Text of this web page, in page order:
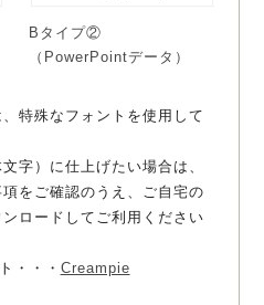
Bタイプ②
（PowerPointデータ）
特殊なフォントを使用して
字）に仕上げたい場合は、
をご確認のうえ、ご自宅の
ロードしてご利用ください
・・・ Creampie